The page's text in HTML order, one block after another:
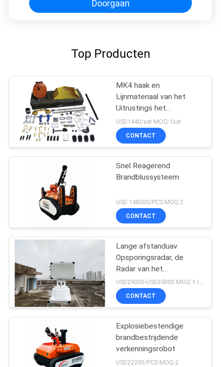
Doorgaan
Top Producten
MK4 haak en
Lijnmateriaal van het
Uitrustings het
Tegenterrorisme voor
Handvat Verdacht
Explosief
USD1440/set MOQ:1set
CONTACT
Snel Reagerend
Brandblussysteem
USD 148000/PCS MOQ:2
CONTACT
Lange afstanduav
Opsporingsradar, de
Radar van het
Hommeltoezicht
USD29000-USD35000 MOQ:1 reeks
CONTACT
Explosiebestendige
brandbestrijdende
verkenningsrobot
USD22200/PCS MOQ:2